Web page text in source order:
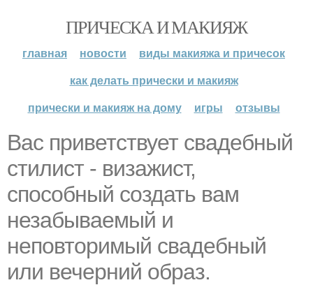
ПРИЧЕСКА И МАКИЯЖ
главная новости
виды макияжа и причесок
как делать прически и макияж
прически и макияж на дому
игры отзывы
Вас приветствует свадебный
стилист - визажист,
способный создать вам
незабываемый и
неповторимый свадебный
или вечерний образ.